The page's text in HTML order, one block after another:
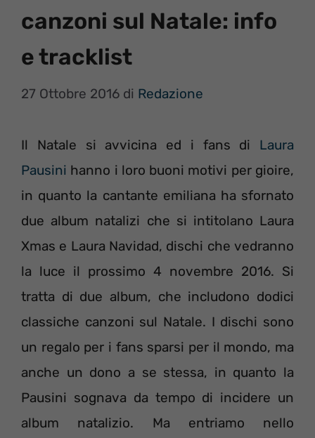
canzoni sul Natale: info
e tracklist
27 Ottobre 2016 di Redazione
Il Natale si avvicina ed i fans di Laura
Pausini hanno i loro buoni motivi per gioire,
in quanto la cantante emiliana ha sfornato
due album natalizi che si intitolano Laura
Xmas e Laura Navidad, dischi che vedranno
la luce il prossimo 4 novembre 2016. Si
tratta di due album, che includono dodici
classiche canzoni sul Natale. I dischi sono
un regalo per i fans sparsi per il mondo, ma
anche un dono a se stessa, in quanto la
Pausini sognava da tempo di incidere un
album natalizio. Ma entriamo nello